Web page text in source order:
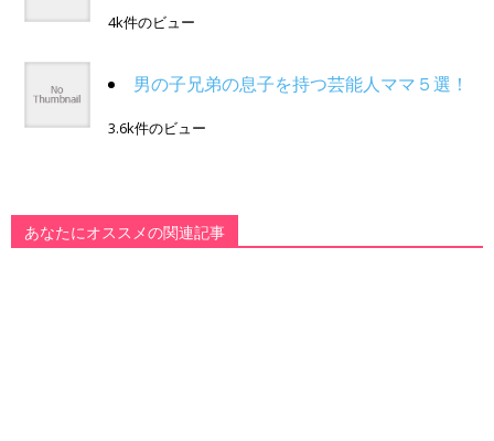
4k件のビュー
男の子兄弟の息子を持つ芸能人ママ５選！
3.6k件のビュー
あなたにオススメの関連記事